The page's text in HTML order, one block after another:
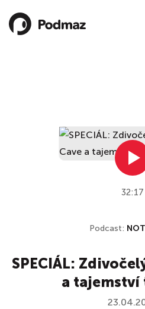
32:17
Podcast:
SPECIÁL:
a